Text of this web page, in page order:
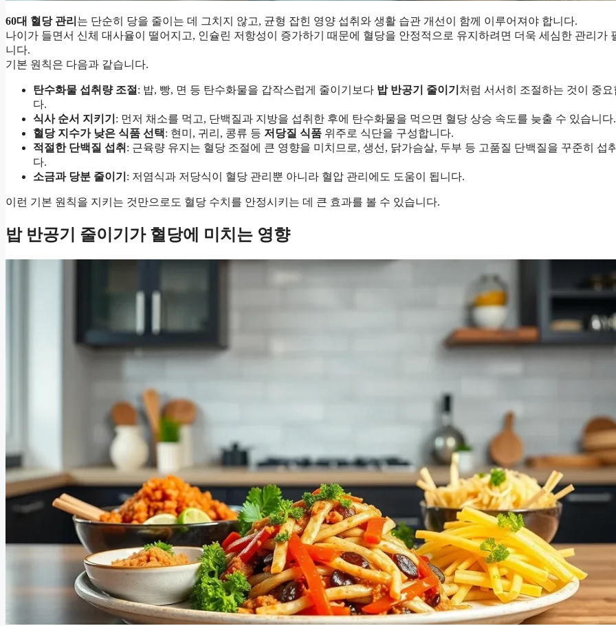
60대 혈당 관리 는 단순히 당을 줄이는 데 그치지 않고, 균형 잡힌 영양 섭취와 생활 습관 개선이 함께 이루어져야 합니다.
나이가 들면서 신체 대사율이 떨어지고, 인슐린 저항성이 증가하기 때문에 혈당을 안정적으로 유지하려면 더욱 세심한 관리가
니다.
기본 원칙은 다음과 같습니다.
탄수화물 섭취량 조절 : 밥, 빵, 면 등 탄수화물을 갑작스럽게 줄이기보다 밥 반공기 줄이기 처럼 서서히 조절하는 것이 중요
다.
식사 순서 지키기 : 먼저 채소를 먹고, 단백질과 지방을 섭취한 후에 탄수화물을 먹으면 혈당 상승 속도를 늦출 수 있습니다.
혈당 지수가 낮은 식품 선택: 현미, 귀리, 콩류 등 저당질 식품 위주로 식단을 구성합니다.
적절한 단백질 섭취 : 근육량 유지는 혈당 조절에 큰 영향을 미치므로, 생선, 닭가슴살, 두부 등 고품질 단백질을 꾸준히 섭
다.
소금과 당분 줄이기 : 저염식과 저당식이 혈당 관리뿐 아니라 혈압 관리에도 도움이 됩니다.
이런 기본 원칙을 지키는 것만으로도 혈당 수치를 안정시키는 데 큰 효과를 볼 수 있습니다.
밥 반공기 줄이기가 혈당에 미치는 영향